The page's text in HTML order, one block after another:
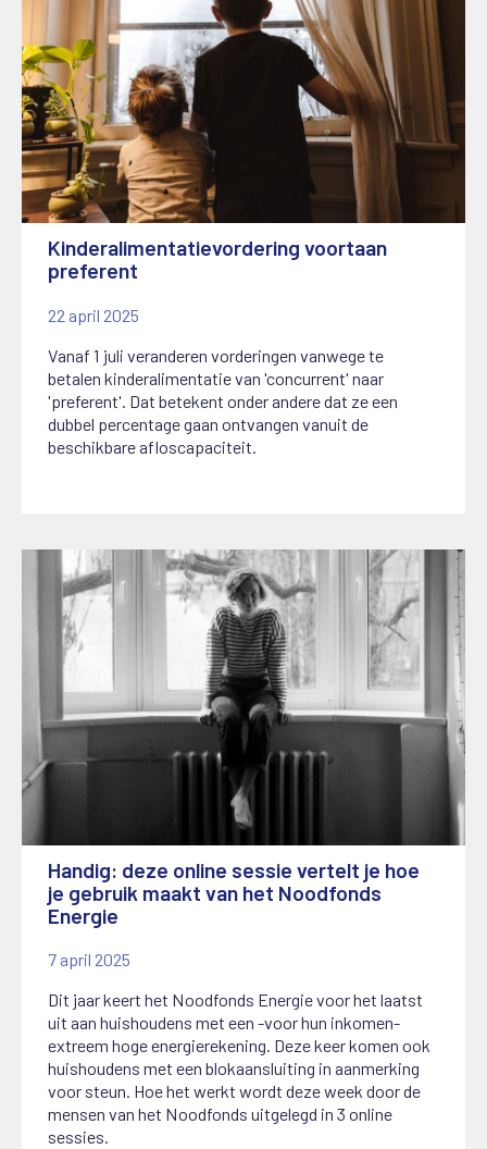
Kinderalimentatievordering voortaan
preferent
22 april 2025
Vanaf 1 juli veranderen vorderingen vanwege te
betalen kinderalimentatie van 'concurrent' naar
'preferent'. Dat betekent onder andere dat ze een
dubbel percentage gaan ontvangen vanuit de
beschikbare afloscapaciteit.
Handig: deze online sessie vertelt je hoe
je gebruik maakt van het Noodfonds
Energie
7 april 2025
Dit jaar keert het Noodfonds Energie voor het laatst
uit aan huishoudens met een -voor hun inkomen-
extreem hoge energierekening. Deze keer komen ook
huishoudens met een blokaansluiting in aanmerking
voor steun. Hoe het werkt wordt deze week door de
mensen van het Noodfonds uitgelegd in 3 online
sessies.